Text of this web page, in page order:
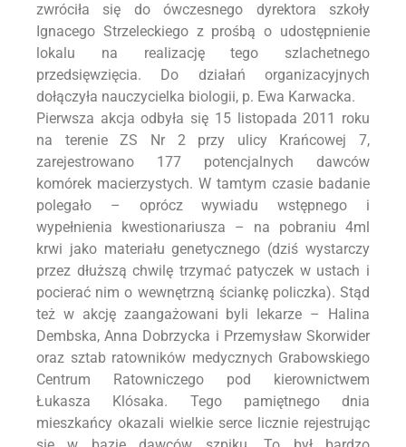
zwróciła się do ówczesnego dyrektora szkoły
Ignacego Strzeleckiego z prośbą o udostępnienie
lokalu na realizację tego szlachetnego
przedsięwzięcia. Do działań organizacyjnych
dołączyła nauczycielka biologii, p. Ewa Karwacka.
Pierwsza akcja odbyła się 15 listopada 2011 roku
na terenie ZS Nr 2 przy ulicy Krańcowej 7,
zarejestrowano 177 potencjalnych dawców
komórek macierzystych. W tamtym czasie badanie
polegało – oprócz wywiadu wstępnego i
wypełnienia kwestionariusza – na pobraniu 4ml
krwi jako materiału genetycznego (dziś wystarczy
przez dłuższą chwilę trzymać patyczek w ustach i
pocierać nim o wewnętrzną ściankę policzka). Stąd
też w akcję zaangażowani byli lekarze – Halina
Dembska, Anna Dobrzycka i Przemysław Skorwider
oraz sztab ratowników medycznych Grabowskiego
Centrum Ratowniczego pod kierownictwem
Łukasza Klósaka. Tego pamiętnego dnia
mieszkańcy okazali wielkie serce licznie rejestrując